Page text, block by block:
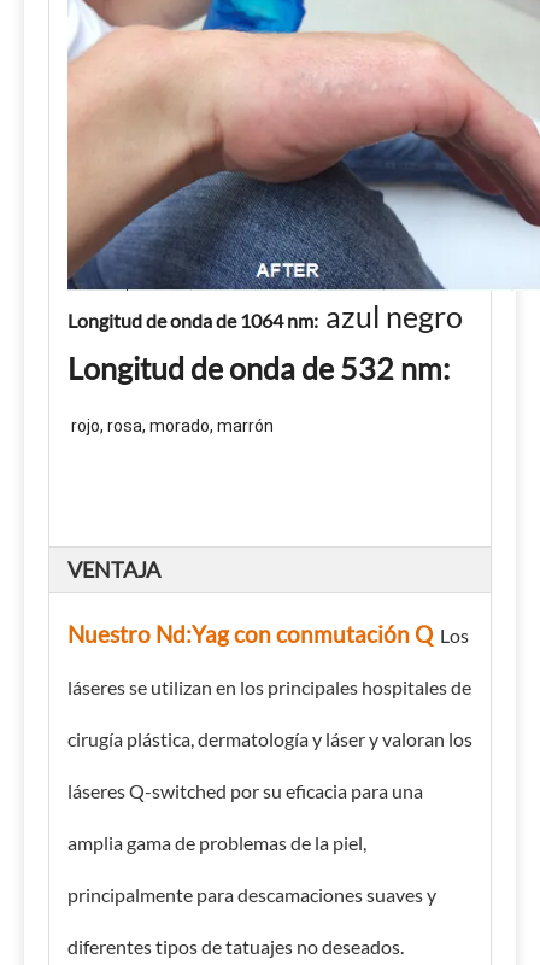
Longitud de onda de 1064 nm: azul negro
Longitud de onda de 532 nm:
rojo, rosa, morado, marrón
VENTAJA
Nuestro Nd:Yag con conmutación Q Los
láseres se utilizan en los principales hospitales de
cirugía plástica, dermatología y láser y valoran los
láseres Q-switched por su eficacia para una
amplia gama de problemas de la piel,
principalmente para descamaciones suaves y
diferentes tipos de tatuajes no deseados.